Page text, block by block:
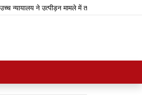
ने उत्पीड़न मामले में तरुण तेजपाल को 10 साल